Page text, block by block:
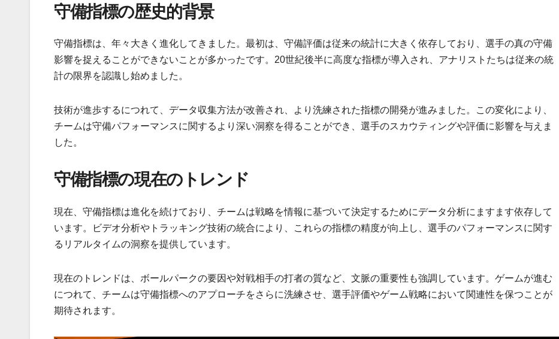
守備指標の歴史的背景
守備指標は、年々大きく進化してきました。最初は、守備評価は従来の統計に大きく依存しており、選手の真の守備
影響を捉えることができないことが多かったです。20世紀後半に高度な指標が導入され、アナリストたちは従来の統
計の限界を認識し始めました。
技術が進歩するにつれて、データ収集方法が改善され、より洗練された指標の開発が進みました。この変化により、
チームは守備パフォーマンスに関するより深い洞察を得ることができ、選手のスカウティングや評価に影響を与えま
した。
守備指標の現在のトレンド
現在、守備指標は進化を続けており、チームは戦略を情報に基づいて決定するためにデータ分析にますます依存して
います。ビデオ分析やトラッキング技術の統合により、これらの指標の精度が向上し、選手のパフォーマンスに関す
るリアルタイムの洞察を提供しています。
現在のトレンドは、ボールパークの要因や対戦相手の打者の質など、文脈の重要性も強調しています。ゲームが進む
につれて、チームは守備指標へのアプローチをさらに洗練させ、選手評価やゲーム戦略において関連性を保つことが
期待されます。